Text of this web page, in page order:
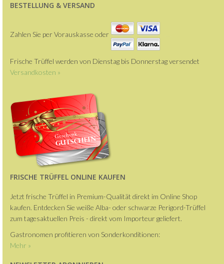
BESTELLUNG & VERSAND
Zahlen Sie per Vorauskasse oder
Frische Trüffel werden von Dienstag bis Donnerstag versendet
Versandkosten »
FRISCHE TRÜFFEL ONLINE KAUFEN
Jetzt frische Trüffel in Premium-Qualität direkt im Online Shop
kaufen. Entdecken Sie weiße Alba- oder schwarze Perigord-Trüffel
zum tagesaktuellen Preis - direkt vom Importeur geliefert.
Gastronomen profitieren von Sonderkonditionen:
Mehr »